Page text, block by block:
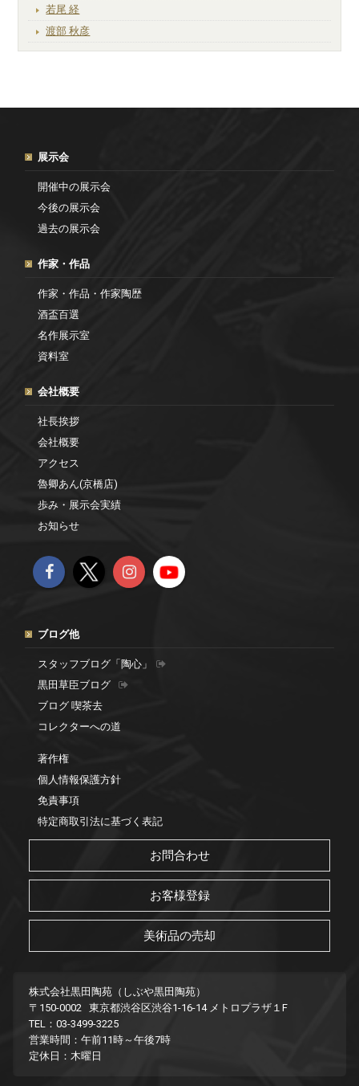
若尾 経
渡部 秋彦
展示会
開催中の展示会
今後の展示会
過去の展示会
作家・作品
作家・作品・作家陶歴
酒盃百選
名作展示室
資料室
会社概要
社長挨拶
会社概要
アクセス
魯卿あん(京橋店)
歩み・展示会実績
お知らせ
ブログ他
スタッフブログ「陶心」
黒田草臣ブログ
ブログ 喫茶去
コレクターへの道
著作権
個人情報保護方針
免責事項
特定商取引法に基づく表記
お問合わせ
お客様登録
美術品の売却
株式会社黒田陶苑（しぶや黒田陶苑）
〒150-0002 東京都渋谷区渋谷1-16-14 メトロプラザ１F
TEL：03-3499-3225
営業時間：午前11時～午後7時
定休日：木曜日